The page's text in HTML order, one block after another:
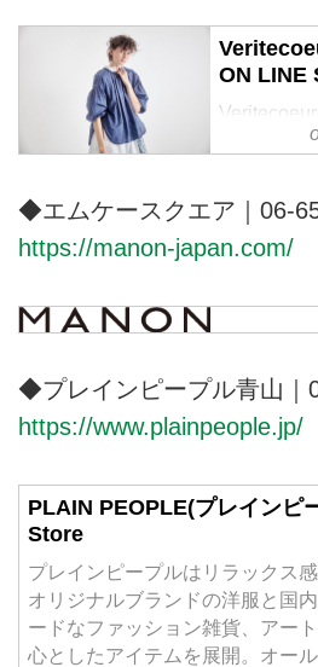
ON LINE
フィシャ
定商品、
ガジンの配
◆エムケースクエア｜06-
https://manon-japan.com/
manon
◆プレインピープル青山｜
https://www.plainpeople.jp/
PLAIN PEOPLE(プレインピ
Store
プレインピープルはリラックス
オリジナルブランドの洋服と国
ードなファッション雑貨、アー
心としたアイテムを展開。オー